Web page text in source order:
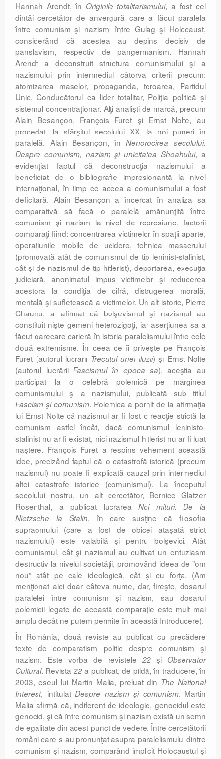
Hannah Arendt, în Originile totalitarismului, a fost cel
dintâi cercetător de anvergură care a făcut paralela
între comunism şi nazism, între Gulag şi Holocaust,
considerând că acestea au depins decisiv de
panslavism, respectiv de pangermanism. Hannah
Arendt a deconstruit structura comunismului şi a
nazismului prin intermediul câtorva criterii precum:
atomizarea maselor, propaganda, teroarea, Partidul
Unic, Conducătorul ca lider totalitar, Poliţia politică şi
sistemul concentraţionar. Alţi analişti de marcă, precum
Alain Besançon, François Furet şi Ernst Nolte, au
procedat, la sfârşitul secolului XX, la noi puneri în
paralelă. Alain Besançon, înNenorocirea secolului.
Despre comunism, nazism şi unicitatea Shoahului, a
evidenţiat faptul că deconstrucţia nazismului a
beneficiat de o bibliografie impresionantă la nivel
internaţional, în timp ce aceea a comunismului a fost
deficitară. Alain Besançon a încercat în analiza sa
comparativă să facă o paralelă amănunţită între
comunism şi nazism la nivel de represiune, factorii
comparaţi fiind: concentrarea victimelor în spaţii aparte,
operaţiunile mobile de ucidere, tehnica masacrului
(promovată atât de comunismul de tip leninist-stalinist,
cât şi de nazismul de tip hitlerist), deportarea, execuţia
judiciară, anonimatul impus victimelor şi reducerea
acestora la condiţia de cifră, distrugerea morală,
mentală şi sufletească a victimelor. Un alt istoric, Pierre
Chaunu, a afirmat că bolşevismul şi nazismul au
constituit nişte gemeni heterozigoţi, iar aserţiunea sa a
făcut oarecare carieră în istoria paralelismului între cele
două extremisme. În ceea ce îi priveşte pe François
Furet (autorul lucrării Trecutul unei iluzii) şi Ernst Nolte
(autorul lucrării Fascismul în epoca sa), aceştia au
participat la o celebră polemică pe marginea
comunismului şi a nazismului, publicată sub titlul
Fascism şi comunism. Polemica a pornit de la afirmaţia
lui Ernst Nolte că nazismul ar fi fost o reacţie strictă la
comunism astfel încât, dacă comunismul leninisto-
stalinist nu ar fi existat, nici nazismul hitlerist nu ar fi luat
naştere. François Furet a respins vehement această
idee, precizând faptul că o catastrofă istorică (precum
nazismul) nu poate fi explicată cauzal prin intermediul
altei catastrofe istorice (comunismul). La începutul
secolului nostru, un alt cercetător, Bernice Glatzer
Rosenthal, a publicat lucrareaNoi mituri. De la
Nietzsche la Stalin, în care susţine că filosofia
supraomului (care a fost de obicei ataşată strict
nazismului) este valabilă şi pentru bolşevici. Atât
comunismul, cât şi nazismul au cultivat un entuziasm
destructiv la nivelul societăţii, promovând ideea de ”om
nou” atât pe cale ideologică, cât şi cu forţa. (Am
menţionat aici doar câteva nume, dar, fireşte, dosarul
paralelei între comunism şi nazism, sau dosarul
polemicii legate de această comparaţie este mult mai
amplu decât ne putem permite în această Introducere).
În România, două reviste au publicat cu precădere
texte de comparatism politic despre comunism şi
nazism. Este vorba de revistele 22şi Observator
Cultural. Revista 22a publicat, de pildă, în traducere, în
2003, eseul lui Martin Malia, preluat din The National
Interest, intitulat Despre nazism şi comunism. Martin
Malia afirmă că, indiferent de ideologie, genocidul este
genocid, şi că între comunism şi nazism există un semn
de egalitate din acest punct de vedere. Între cercetătorii
români care s-au pronunţat asupra paralelismului dintre
comunism şi nazism, comparând implicit Holocaustul şi